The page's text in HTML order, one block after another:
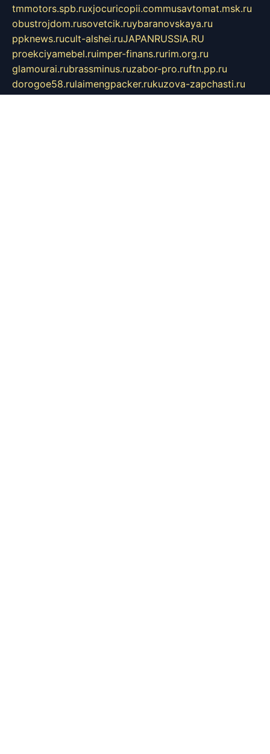
tmmotors.spb.ruxjocuricopii.commusavtomat.msk.ru
obustrojdom.rusovetcik.ruybaranovskaya.ru
ppknews.rucult-alshei.ruJAPANRUSSIA.RU
proekciyamebel.ruimper-finans.rurim.org.ru
glamourai.rubrassminus.ruzabor-pro.ruftn.pp.ru
dorogoe58.rulaimengpacker.rukuzova-zapchasti.ru
sageerp.rutaxodrom.rudsrazvitie.ruhardcity.net.ru